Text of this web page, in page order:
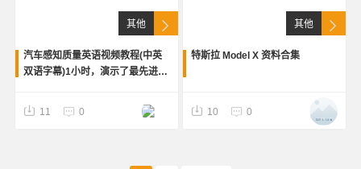
其他
汽车感知质量英语视频教程(中英
双语字幕)1小时，演示了最先进的
catia 3de，结合vr眼睛，实现高
感观尺寸感知质量评审
11 0
其他
特斯拉 Model X 资料合集
10 0